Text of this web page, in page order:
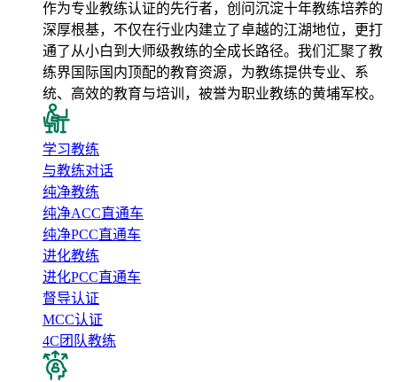
作为专业教练认证的先行者，创问沉淀十年教练培养的
深厚根基，不仅在行业内建立了卓越的江湖地位，更打
通了从小白到大师级教练的全成长路径。我们汇聚了教
练界国际国内顶配的教育资源，为教练提供专业、系
统、高效的教育与培训，被誉为职业教练的黄埔军校。
学习教练
与教练对话
纯净教练
纯净ACC直通车
纯净PCC直通车
进化教练
进化PCC直通车
督导认证
MCC认证
4C团队教练